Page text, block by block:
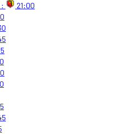
:
21:00